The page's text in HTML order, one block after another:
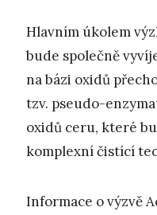
Hlavním úkolem
bude společně
na bázi oxidů
tzv. pseudo-
oxidů ceru, které
komplexní čistící
Informace o výzvě